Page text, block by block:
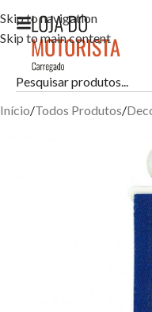
Skip to navigation
Skip to main content
Início Todos Produtos